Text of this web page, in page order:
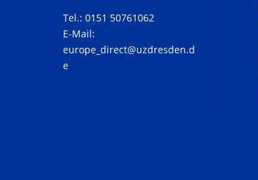
Tel.: 0151 50761062
E-Mail:
europe_direct@uzdresden.d
e